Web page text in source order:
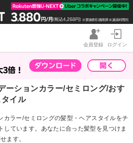
会員登録 ログイン
ーションカラー/セミロング/おす
イル
カラー/セミロングの髪型・ヘアスタイルをチ
しています。あなたに合った髪型を見つけま
ます。